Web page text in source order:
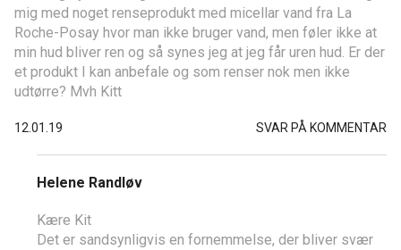
mig med noget renseprodukt med micellar vand fra La
Roche-Posay hvor man ikke bruger vand, men føler ikke at
min hud bliver ren og så synes jeg at jeg får uren hud. Er der
et produkt I kan anbefale og som renser nok men ikke
udtørre? Mvh Kitt
12.01.19 SVAR PÅ KOMMENTAR
Helene Randløv
Kære Kit
Det er sandsynligvis en fornemmelse, der bliver svær